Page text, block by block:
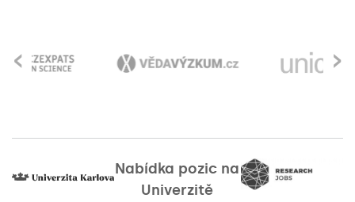
›
‹
Nabídka pozic na
Univerzitě